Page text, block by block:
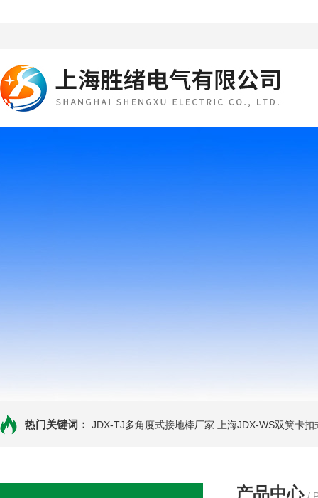
热门关键词： JDX-TJ多角度式接地棒厂家 上海JDX-WS双簧卡
产品中心